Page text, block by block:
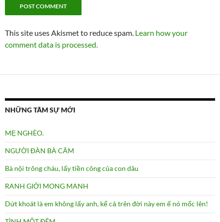
This site uses Akismet to reduce spam. Learn how your
comment data is processed.
NHỮNG TÂM SỰ MỚI
MẸ NGHÈO.
NGƯỜI ĐÀN BÀ CÂM
Bà nội trông cháu, lấy tiền công của con dâu
RANH GIỚI MONG MANH
Dứt khoát là em không lấy anh, kể cả trên đời này em ế nó mốc lên!